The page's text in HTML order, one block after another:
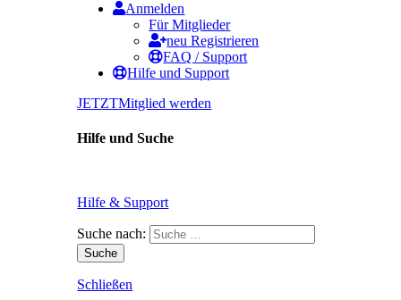
Anmelden
Für Mitglieder
neu Registrieren
FAQ / Support
Hilfe und Support
JETZTMitglied werden
Hilfe und Suche
Hilfe & Support
Suche nach:
Schließen